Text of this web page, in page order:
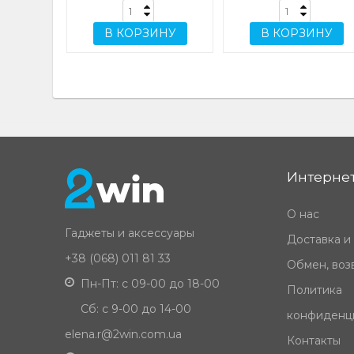
В КОРЗИНУ В КОРЗИНУ
Гаджеты и аксессуары
+38 (068) 011 81 33
Пн-Пт: с 09-00 до 18-00
Сб: с 9-00 до 14-00
elena.r@2win.com.ua
О нас
Доставка и
Обмен,
Политика
Контакты